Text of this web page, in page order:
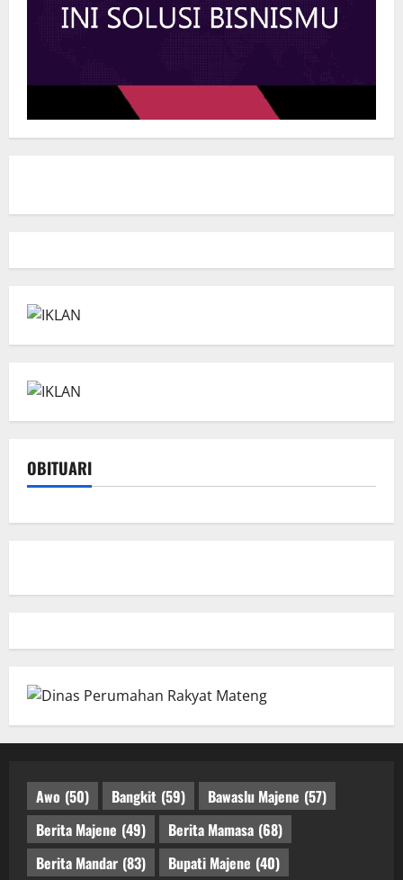
OBITUARI
Awo (50) Bangkit (59) Bawaslu Majene (57)
Berita Majene (49) Berita Mamasa (68)
Berita Mandar (83) Bupati Majene (40)